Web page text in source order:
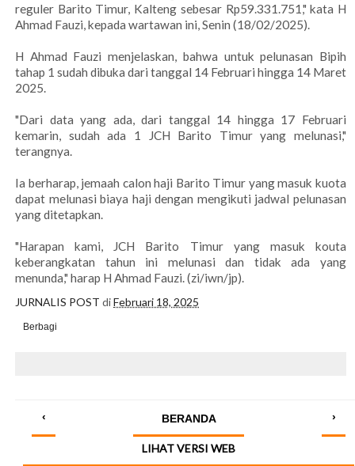
reguler Barito Timur, Kalteng sebesar Rp59.331.751," kata H
Ahmad Fauzi, kepada wartawan ini, Senin (18/02/2025).
H Ahmad Fauzi menjelaskan, bahwa untuk pelunasan Bipih
tahap 1 sudah dibuka dari tanggal 14 Februari hingga 14 Maret
2025.
"Dari data yang ada, dari tanggal 14 hingga 17 Februari
kemarin, sudah ada 1 JCH Barito Timur yang melunasi,"
terangnya.
Ia berharap, jemaah calon haji Barito Timur yang masuk kuota
dapat melunasi biaya haji dengan mengikuti jadwal pelunasan
yang ditetapkan.
"Harapan kami, JCH Barito Timur yang masuk kouta
keberangkatan tahun ini melunasi dan tidak ada yang
menunda," harap H Ahmad Fauzi. (zi/iwn/jp).
JURNALIS POST diFebruari 18, 2025
Berbagi
‹ ›
BERANDA
LIHAT VERSI WEB